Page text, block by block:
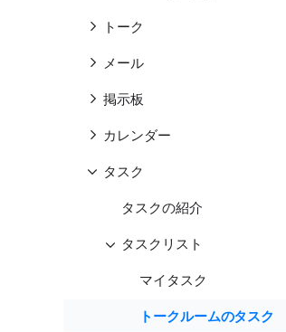
トーク
メール
掲示板
カレンダー
タスク
タスクの紹介
タスクリスト
マイタスク
トークルームのタスク